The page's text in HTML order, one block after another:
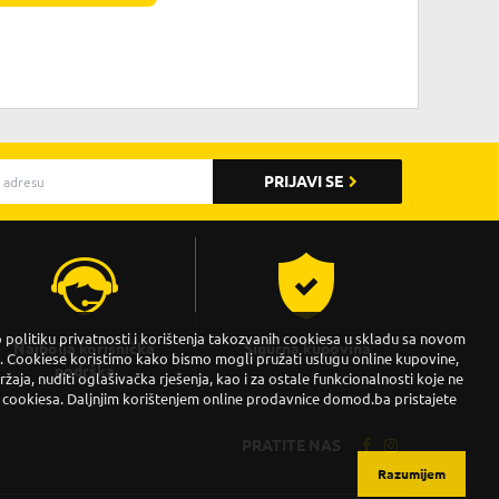
PRIJAVI SE
Najbolja korisnička
podrška
Sigurna kupovina
PRATITE NAS
politiku privatnosti i korištenja takozvanih cookiesa u skladu sa novom
koristimo kako bismo mogli pružati uslugu online kupovine,
nuditi oglašivačka rješenja, kao i za ostale funkcionalnosti koje ne
Daljnjim korištenjem online prodavnice domod.ba pristajete
Razumijem